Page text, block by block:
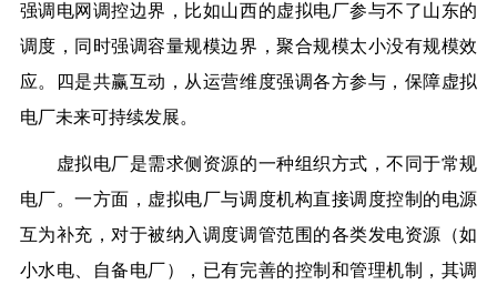
强调电网调控边界，比如山西的虚拟电厂参与不了山东的
调度，同时强调容量规模边界，聚合规模太小没有规模效
应。四是共赢互动，从运营维度强调各方参与，保障虚拟
电厂未来可持续发展。
虚拟电厂是需求侧资源的一种组织方式，不同于常规
电厂。一方面，虚拟电厂与调度机构直接调度控制的电源
互为补充，对于被纳入调度调管范围的各类发电资源（如
小水电、自备电厂），已有完善的控制和管理机制，其调